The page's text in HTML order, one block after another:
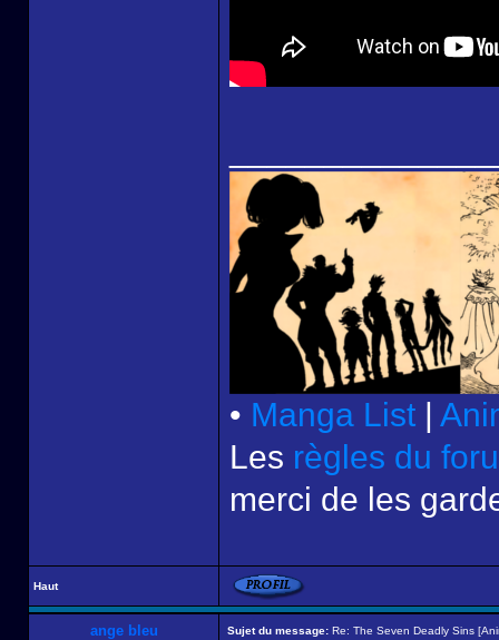
• Manga List |
Les règles du
merci de les
Haut
ange bleu Sujet du message: Re: The Seven Deadly Sins